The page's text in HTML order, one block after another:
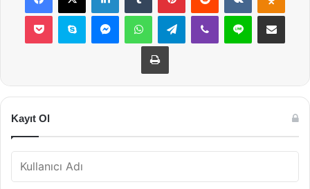
Pocket Skype MessengerWhatsAppTelegramViber Line E-Posta ile
Yazdır
Kayıt Ol